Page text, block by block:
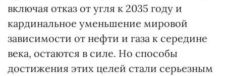
включая отказ от угля к 2035 году и
кардинальное уменьшение мировой
зависимости от нефти и газа к середине
века, остаются в силе. Но способы
достижения этих целей стали серьезным